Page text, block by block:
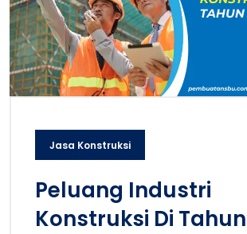
Jasa Konstruksi
Peluang Industri
Konstruksi Di